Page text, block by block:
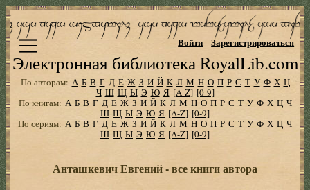
Электронная библиотека RoyalLib.com
Войти Зарегистрироваться
По авторам: А Б В Г Д Е Ж З И Й К Л М Н О П Р С Т У Ф Х Ц
Ч Ш Щ Ы Э Ю Я [A-Z] [0-9]
По книгам: А Б В Г Д Е Ж З И Й К Л М Н О П Р С Т У Ф Х Ц Ч
Ш Щ Ы Э Ю Я [A-Z] [0-9]
По сериям: А Б В Г Д Е Ж З И Й К Л М Н О П Р С Т У Ф Х Ц Ч
Ш Щ Ы Э Ю Я [A-Z] [0-9]
Анташкевич Евгений - все книги автора